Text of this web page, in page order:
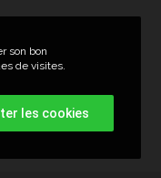
son bon
de visites.
les cookies